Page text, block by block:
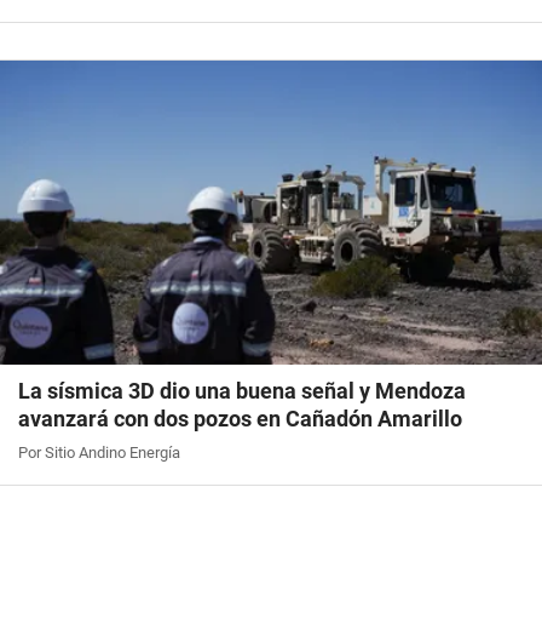
La sísmica 3D dio una buena señal y Mendoza
avanzará con dos pozos en Cañadón Amarillo
Por Sitio Andino Energía